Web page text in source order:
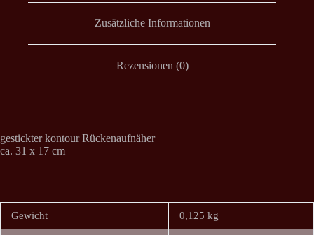
Zusätzliche Informationen
Rezensionen (0)
gestickter kontour Rückenaufnäher
ca. 31 x 17 cm
Gewicht 0,125 kg